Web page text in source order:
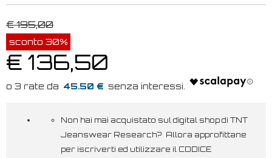
€ 195,00
sconto 30%
€ 136,50
45.50 €
Non hai mai acquistato sul digital shop di TNT
Jeanswear Research? Allora approfittane
per iscriverti ed utilizzare il CODICE